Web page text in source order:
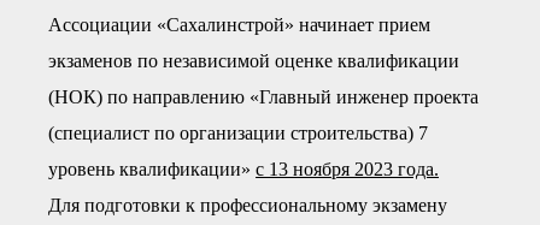
Реестры Ассоциации
Ассоциации
● Реестр членов
осуществляющих
● Реестр членов
объединения
работодателей
Ассоциации «Сахалинстрой» начинает прием
экзаменов по независимой оценке квалификации
(НОК) по направлению «Главный инженер проекта
(специалист по организации строительства) 7
уровень квалификации» с 13 ноября 2023 года.
Для подготовки к профессиональному экзамену